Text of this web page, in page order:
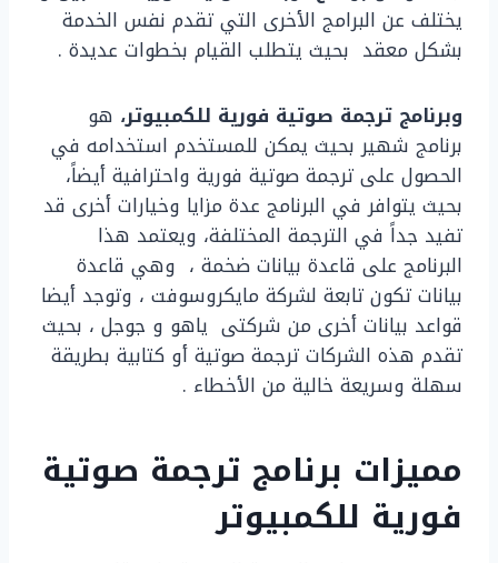
يختلف عن البرامج الأخرى التي تقدم نفس الخدمة
بشكل معقد بحيث يتطلب القيام بخطوات عديدة .
وبرنامج ترجمة صوتية فورية للكمبيوتر، هو
برنامج شهير بحيث يمكن للمستخدم استخدامه في
الحصول على ترجمة صوتية فورية واحترافية أيضاً،
بحيث يتوافر في البرنامج عدة مزايا وخيارات أخرى قد
تفيد جداً في الترجمة المختلفة، ويعتمد هذا
البرنامج على قاعدة بيانات ضخمة ، وهي قاعدة
بيانات تكون تابعة لشركة مايكروسوفت ، وتوجد أيضا
قواعد بيانات أخرى من شركتى ياهو و جوجل ، بحيث
تقدم هذه الشركات ترجمة صوتية أو كتابية بطريقة
سهلة وسريعة خالية من الأخطاء .
مميزات برنامج ترجمة صوتية
فورية للكمبيوتر